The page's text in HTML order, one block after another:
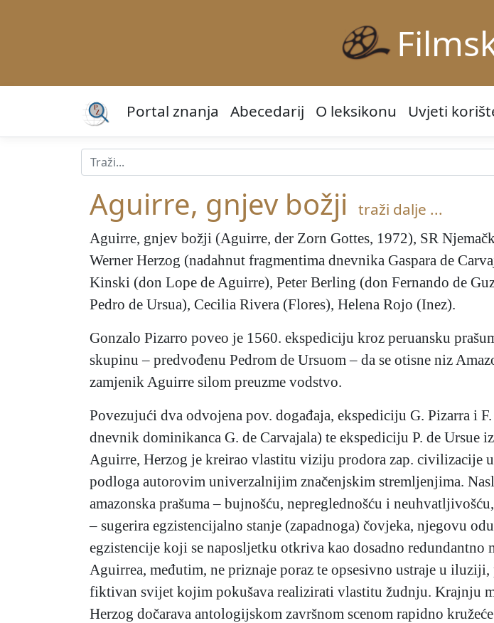
Portal znanja Abecedarij O leksikonu Uvjeti
Aguirre, gnjev božji traži dalje ...
Aguirre, gnjev božji (Aguirre, der Zorn Gottes, 1972), SR
Werner Herzog (nadahnut fragmentima dnevnika Gaspara de
Kinski (don Lope de Aguirre), Peter Berling (don Fernando de
Pedro de Ursua), Cecilia Rivera (Flores), Helena Rojo (Inez).
Gonzalo Pizarro poveo je 1560. ekspediciju kroz peruansku
skupinu – predvođenu Pedrom de Ursuom – da se otisne niz
zamjenik Aguirre silom preuzme vodstvo.
Povezujući dva odvojena pov. događaja, ekspediciju G. Pizarra i
dnevnik dominikanca G. de Carvajala) te ekspediciju P. de
Aguirre, Herzog je kreirao vlastitu viziju prodora zap. civilizacije
podloga autorovim univerzalnijim značenjskim stremljenjima.
amazonska prašuma – bujnošću, nepreglednošću i
– sugerira egzistencijalno stanje (zapadnoga) čovjeka, njegovu
egzistencije koji se naposljetku otkriva kao dosadno
Aguirrea, međutim, ne priznaje poraz te opsesivno ustraje u
fiktivan svijet kojim pokušava realizirati vlastitu žudnju. Krajnju
Herzog dočarava antologijskom završnom scenom rapidno